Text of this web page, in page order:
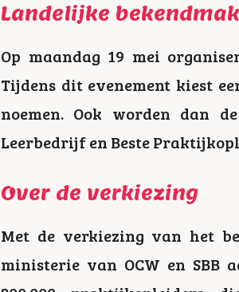
Landelijke
Op maandag 19 mei
Tijdens dit evenement kiest
noemen. Ook worden dan
Leerbedrijf en Beste
Over de verkiezing
Met de verkiezing van het
ministerie van OCW en SBB